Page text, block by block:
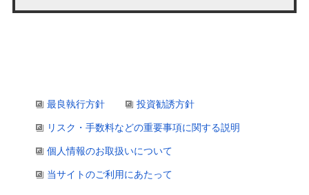
最良執行方針 投資勧誘方針
リスク・手数料などの重要事項に関する説明
個人情報のお取扱いについて
当サイトのご利用にあたって